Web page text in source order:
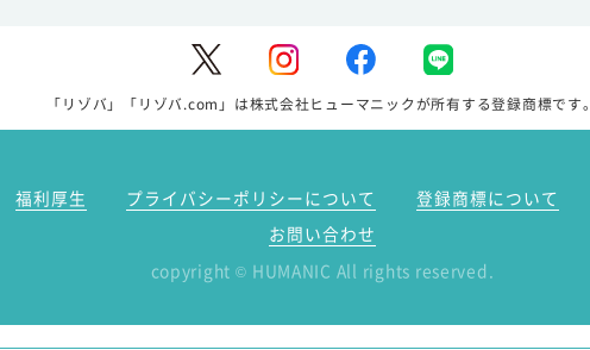
「リゾバ」「リゾバ.com」は株式会社ヒューマニックが所有する登録商標です。
福利厚生 プライバシーポリシーについて 登録商標について
お問い合わせ
copyright © HUMANIC All rights reserved.